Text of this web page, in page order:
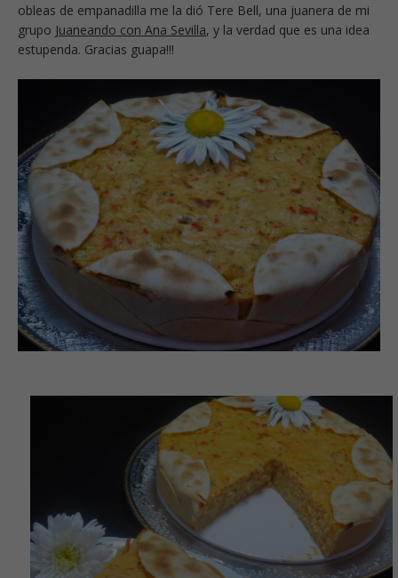
obleas de empanadilla me la dió Tere Bell, una juanera de mi
grupo Juaneando con Ana Sevilla, y la verdad que es una idea
estupenda. Gracias guapa!!!